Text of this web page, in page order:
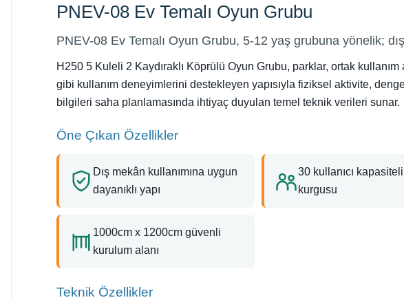
PNEV-08 Ev Temalı Oyun Grubu
PNEV-08 Ev Temalı Oyun Grubu, 5-12 yaş grubuna yönelik;
H250 5 Kuleli 2 Kaydıraklı Köprülü Oyun Grubu, parklar, ortak
gibi kullanım deneyimlerini destekleyen yapısıyla fiziksel aktivite,
bilgileri saha planlamasında ihtiyaç duyulan temel teknik verileri sunar.
Öne Çıkan Özellikler
Dış mekân kullanımına uygun
dayanıklı yapı
30 kullanıcı
kurgusu
1000cm x 1200cm güvenli
kurulum alanı
Teknik Özellikler